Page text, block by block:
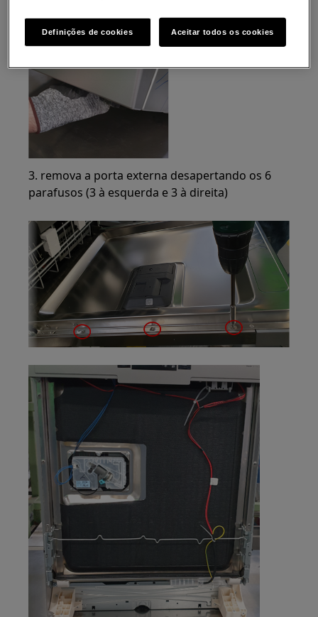
3. remova a porta externa desapertando os 6
parafusos (3 à esquerda e 3 à direita)
Definições de cookies Aceitar todos os cookies